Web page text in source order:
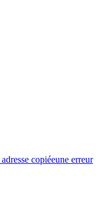
adresse copiéeune erreur